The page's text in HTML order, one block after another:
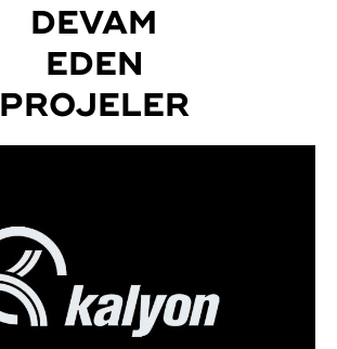
DEVAM
EDEN
PROJELER